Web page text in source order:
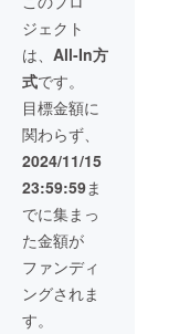
いま
す。 2
か月前
にはス
ケ
ジュー
ルを公
開いた
しま
す。 オ
ンライ
ン街コ
ンは
Zoomに
て、1:1
のビデ
オ通話
す。 2
か月以
上先の
ジュー
ルが必
要な支
援者様
に関し
ては、
メール
にてそ
の旨を
ご要望
くださ
い。
※20歳未
ること
でチ
ケット
が2枚利
用可能
になり
ます。
利用期
間
（2025
年12月
31日ま
で）で
す。 オ
ンライ
登録の
箇所
に、提
携カメ
ラマン
をまと
めた
FLAT公
式の
Instagr
amへの
リンク
を掲
載。そ
の投稿
にて、
事業者
企業ス
ポン
サーと
して企
業名と
ロゴと
事業説
明文、
ホーム
ページ
のリン
クを掲
載させ
ていた
だきま
す。あ
なたの
ジェクト
は、 All-In方
式です。
目標金額に
関わらず、
2024/11/15
23:59:59ま
でに集まっ
た金額が
ファンディ
ングされま
す。